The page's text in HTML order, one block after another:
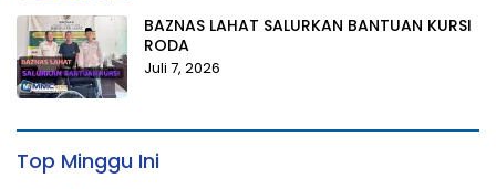
BAZNAS LAHAT SALURKAN BANTUAN KURSI
RODA
Juli 7, 2026
Top Minggu Ini